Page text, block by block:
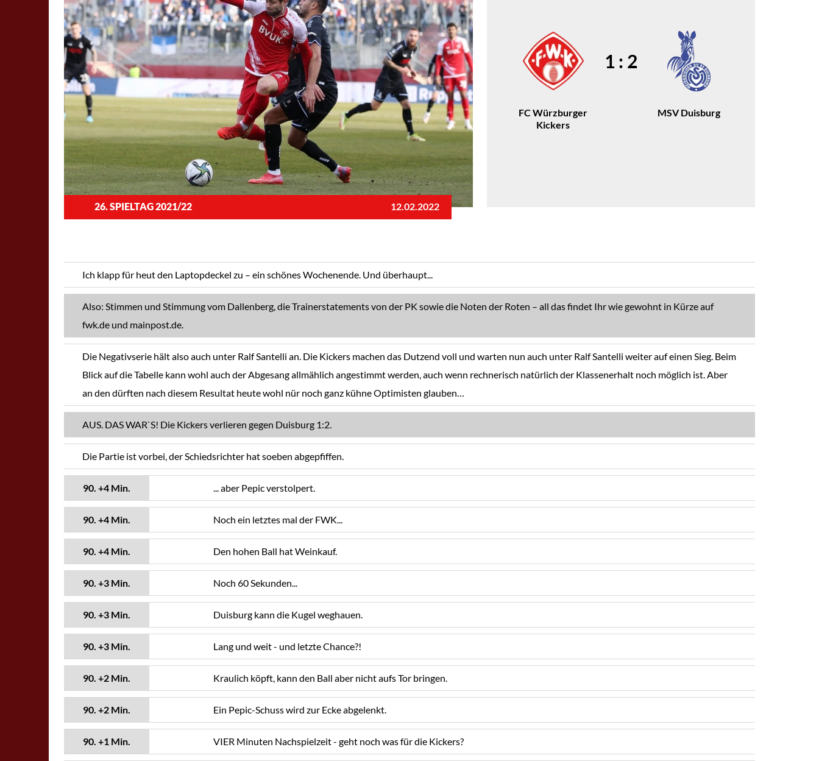
FC Würzburger
Kickers
1 : 2
MSV Duisburg
26. SPIELTAG 2021/22 12.02.2022
Ich klapp für heut den Laptopdeckel zu – ein schönes Wochenende. Und überhaupt...
Also: Stimmen und Stimmung vom Dallenberg, die Trainerstatements von der PK sowie die Noten der Roten – all das findet Ihr wie gewohnt in Kürze auf
fwk.de und mainpost.de.
Die Negativserie hält also auch unter Ralf Santelli an. Die Kickers machen das Dutzend voll und warten nun auch unter Ralf Santelli weiter auf einen Sieg. Beim
Blick auf die Tabelle kann wohl auch der Abgesang allmählich angestimmt werden, auch wenn rechnerisch natürlich der Klassenerhalt noch möglich ist. Aber
an den dürften nach diesem Resultat heute wohl nür noch ganz kühne Optimisten glauben…
AUS. DAS WAR`S! Die Kickers verlieren gegen Duisburg 1:2.
Die Partie ist vorbei, der Schiedsrichter hat soeben abgepfiffen.
90. +4 Min. ... aber Pepic verstolpert.
90. +4 Min. Noch ein letztes mal der FWK...
90. +4 Min. Den hohen Ball hat Weinkauf.
90. +3 Min. Noch 60 Sekunden...
90. +3 Min. Duisburg kann die Kugel weghauen.
90. +3 Min. Lang und weit - und letzte Chance?!
90. +2 Min. Kraulich köpft, kann den Ball aber nicht aufs Tor bringen.
90. +2 Min. Ein Pepic-Schuss wird zur Ecke abgelenkt.
90. +1 Min. VIER Minuten Nachspielzeit - geht noch was für die Kickers?